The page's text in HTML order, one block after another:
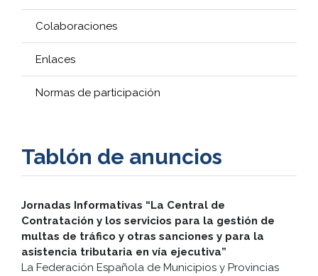
Colaboraciones
Enlaces
Normas de participación
Tablón de anuncios
Jornadas Informativas “La Central de
Contratación y los servicios para la gestión de
multas de tráfico y otras sanciones y para la
asistencia tributaria en vía ejecutiva”
La Federación Española de Municipios y Provincias